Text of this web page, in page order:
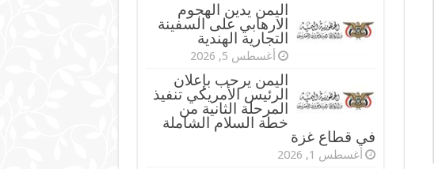
اليمن يدين الهجوم
الارهابي على السفينة
التجارية الهندية
أغسطس 5, 2026
اليمن يرحب بإعلان
الرئيس الأمريكي تنفيذ
المرحلة الثانية من
خطة السلام الشاملة
في قطاع غزة
أغسطس 1, 2026